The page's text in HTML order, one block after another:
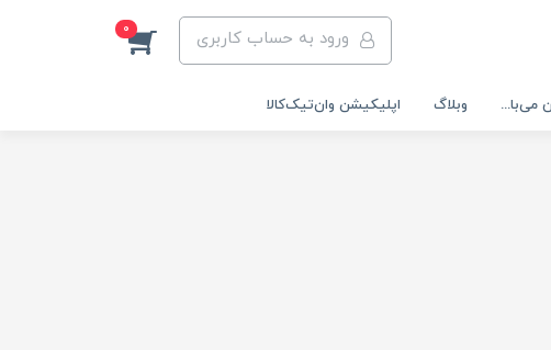
ورود به حساب کاربری 0
می‌با... وبلاگ اپلیکیشن وان‌تیک‌کالا‌